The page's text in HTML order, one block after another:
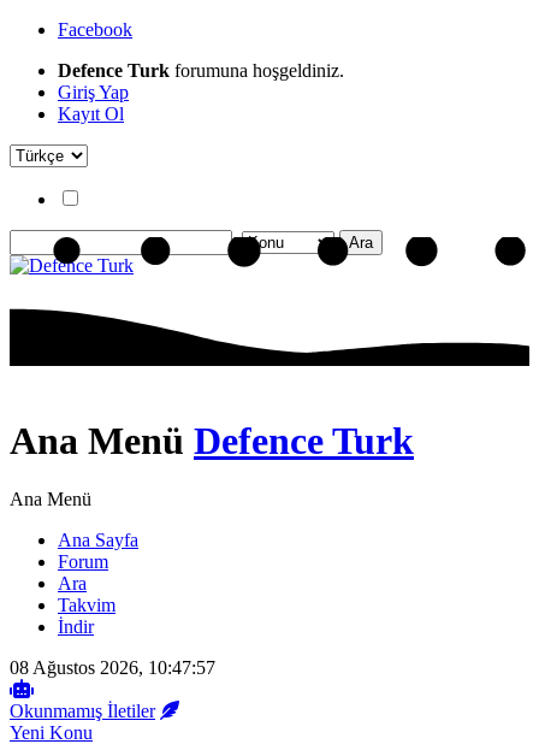
Facebook
Defence Turk forumuna hoşgeldiniz.
Giriş Yap
Kayıt Ol
Ana Menü Defence Turk
Ana Menü
Ana Sayfa
Forum
Ara
Takvim
İndir
08 Ağustos 2026, 10:47:57
Okunmamış İletiler
Yeni Konu